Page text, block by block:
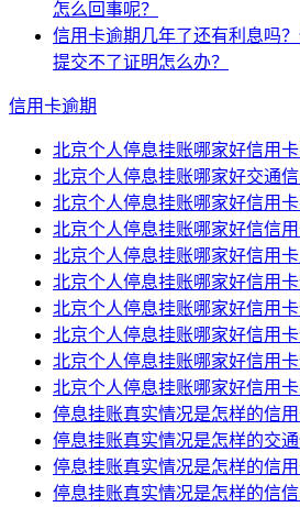
怎么回事呢？
信用卡逾期几年了还有利息吗
提交不了证明怎么办？
信用卡逾期
北京个人停息挂账哪家好信用
北京个人停息挂账哪家好交通
北京个人停息挂账哪家好信用
北京个人停息挂账哪家好信信
北京个人停息挂账哪家好信用
北京个人停息挂账哪家好信用
北京个人停息挂账哪家好信用
北京个人停息挂账哪家好信用
北京个人停息挂账哪家好信用
北京个人停息挂账哪家好信用
停息挂账真实情况是怎样的信
停息挂账真实情况是怎样的交
停息挂账真实情况是怎样的信
停息挂账真实情况是怎样的信